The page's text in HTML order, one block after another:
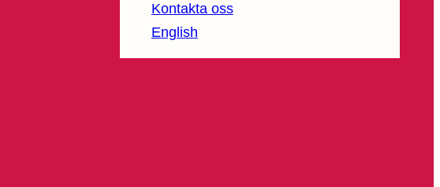
Kontakta oss
English